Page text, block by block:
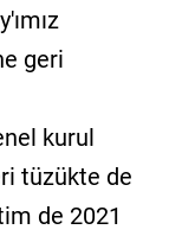
geri
kurul
tüzükte de
de 2021